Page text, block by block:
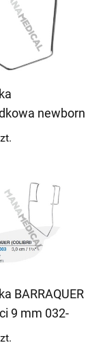
newborn
OK54
BARRAQUER
9 mm 032-